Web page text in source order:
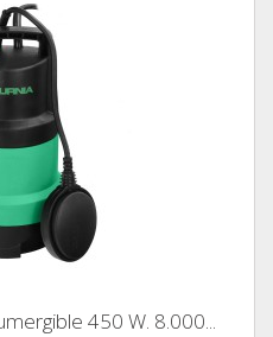
450 W. 8.000...